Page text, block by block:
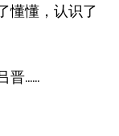
懂懂，认识了
晋……